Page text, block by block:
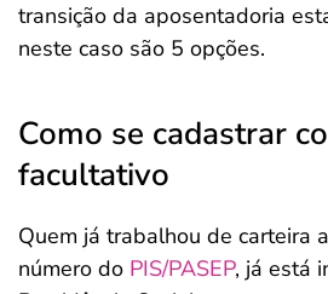
transição da aposentadoria
neste caso são 5 opções.
Como se cadastrar
facultativo
Quem já trabalhou de carteira
número do PIS/PASEP, já está